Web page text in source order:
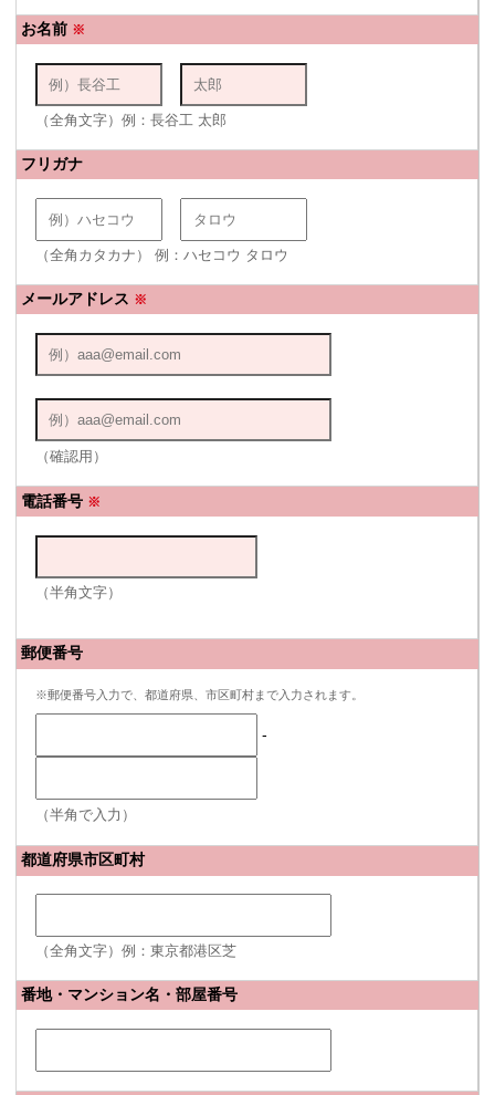
お名前 ※
（全角文字）例：長谷工 太郎
フリガナ
（全角カタカナ） 例：ハセコウ タロウ
メールアドレス ※
（確認用）
電話番号 ※
（半角文字）
郵便番号
※郵便番号入力で、都道府県、市区町村まで入力されます。
-
（半角で入力）
都道府県市区町村
（全角文字）例：東京都港区芝
番地・マンション名・部屋番号